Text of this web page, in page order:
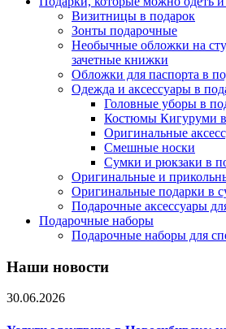
Визитницы в подарок
Зонты подарочные
Необычные обложки на
зачетные книжки
Обложки для паспорта в
Одежда и аксессуары в
Головные уборы в
Костюмы Кигуруми
Оригинальные
Смешные носки
Сумки и рюкзаки в
Оригинальные и
Оригинальные подарки в
Подарочные аксессуары
Подарочные наборы
Подарочные наборы для
Наши новости
30.06.2026